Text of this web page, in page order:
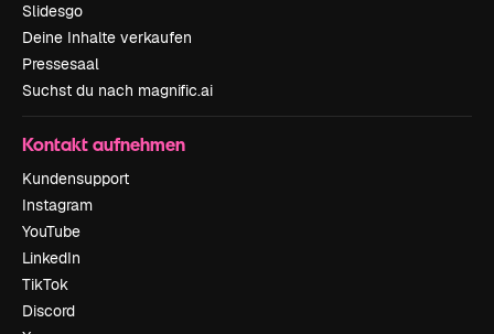
Slidesgo
Deine Inhalte verkaufen
Pressesaal
Suchst du nach magnific.ai
Kontakt aufnehmen
Kundensupport
Instagram
YouTube
LinkedIn
TikTok
Discord